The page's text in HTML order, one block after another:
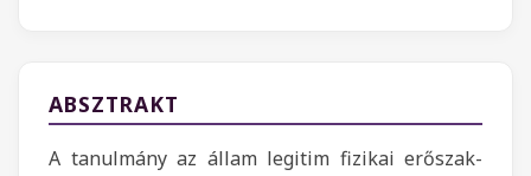
ABSZTRAKT
A tanulmány az állam legitim fizikai erőszak-